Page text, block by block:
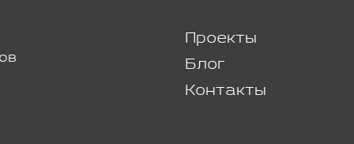
Проекты
Блог
Контакты